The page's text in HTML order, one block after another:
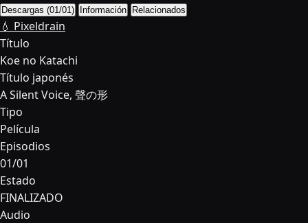
Descargas (01/01) Información Relacionados
💧 Pixeldrain
Título
Koe no Katachi
Título japonés
A Silent Voice, 聲の形
Tipo
Película
Episodios
01/01
Estado
FINALIZADO
Audio